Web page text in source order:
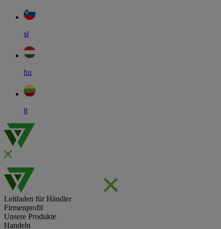
sl
hu
lt
Leitfaden für Händler
Firmenprofil
Unsere Produkte
Handeln